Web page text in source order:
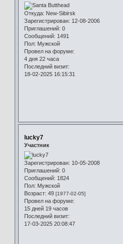
Откуда: New-Sibirsk
Зарегистрирован: 12-08-2006
Приглашений: 0
Сообщений: 1491
Пол: Мужской
Провел на форуме:
4 дня 22 часа
Последний визит:
18-02-2025 16:15:31
lucky7
Участник
Зарегистрирован: 10-05-2008
Приглашений: 0
Сообщений: 1824
Пол: Мужской
Возраст: 49 [1977-02-05]
Провел на форуме:
15 дней 19 часов
Последний визит:
17-03-2025 20:08:47